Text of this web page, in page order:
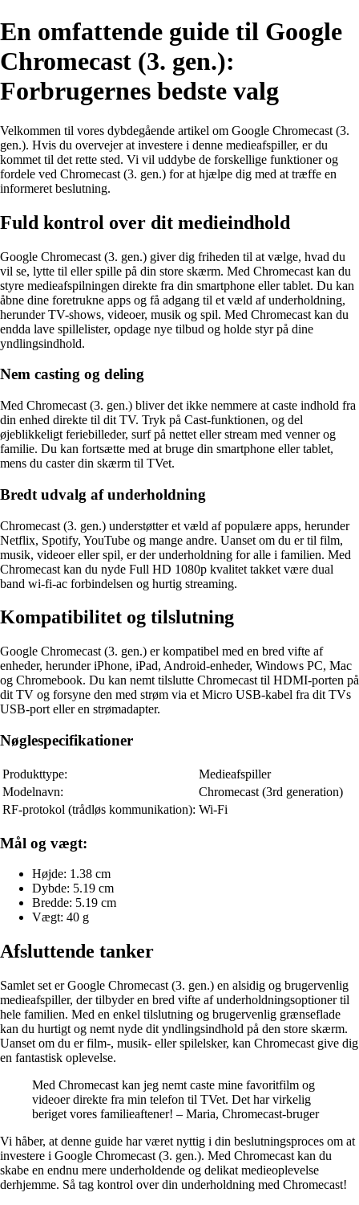
En omfattende guide til Google
Chromecast (3. gen.):
Forbrugernes bedste valg
Velkommen til vores dybdegående artikel om Google Chromecast (3.
gen.). Hvis du overvejer at investere i denne medieafspiller, er du
kommet til det rette sted. Vi vil uddybe de forskellige funktioner og
fordele ved Chromecast (3. gen.) for at hjælpe dig med at træffe en
informeret beslutning.
Fuld kontrol over dit medieindhold
Google Chromecast (3. gen.) giver dig friheden til at vælge, hvad du
vil se, lytte til eller spille på din store skærm. Med Chromecast kan du
styre medieafspilningen direkte fra din smartphone eller tablet. Du kan
åbne dine foretrukne apps og få adgang til et væld af underholdning,
herunder TV-shows, videoer, musik og spil. Med Chromecast kan du
endda lave spillelister, opdage nye tilbud og holde styr på dine
yndlingsindhold.
Nem casting og deling
Med Chromecast (3. gen.) bliver det ikke nemmere at caste indhold fra
din enhed direkte til dit TV. Tryk på Cast-funktionen, og del
øjeblikkeligt feriebilleder, surf på nettet eller stream med venner og
familie. Du kan fortsætte med at bruge din smartphone eller tablet,
mens du caster din skærm til TVet.
Bredt udvalg af underholdning
Chromecast (3. gen.) understøtter et væld af populære apps, herunder
Netflix, Spotify, YouTube og mange andre. Uanset om du er til film,
musik, videoer eller spil, er der underholdning for alle i familien. Med
Chromecast kan du nyde Full HD 1080p kvalitet takket være dual
band wi-fi-ac forbindelsen og hurtig streaming.
Kompatibilitet og tilslutning
Google Chromecast (3. gen.) er kompatibel med en bred vifte af
enheder, herunder iPhone, iPad, Android-enheder, Windows PC, Mac
og Chromebook. Du kan nemt tilslutte Chromecast til HDMI-porten på
dit TV og forsyne den med strøm via et Micro USB-kabel fra dit TVs
USB-port eller en strømadapter.
Nøglespecifikationer
Produkttype:
Medieafspiller
Modelnavn:
Chromecast (3rd generation)
RF-protokol (trådløs kommunikation): Wi-Fi
Mål og vægt:
Højde: 1.38 cm
Dybde: 5.19 cm
Bredde: 5.19 cm
Vægt: 40 g
Afsluttende tanker
Samlet set er Google Chromecast (3. gen.) en alsidig og brugervenlig
medieafspiller, der tilbyder en bred vifte af underholdningsoptioner til
hele familien. Med en enkel tilslutning og brugervenlig grænseflade
kan du hurtigt og nemt nyde dit yndlingsindhold på den store skærm.
Uanset om du er film-, musik- eller spilelsker, kan Chromecast give dig
en fantastisk oplevelse.
Med Chromecast kan jeg nemt caste mine favoritfilm og
videoer direkte fra min telefon til TVet. Det har virkelig
beriget vores familieaftener! – Maria, Chromecast-bruger
Vi håber, at denne guide har været nyttig i din beslutningsproces om at
investere i Google Chromecast (3. gen.). Med Chromecast kan du
skabe en endnu mere underholdende og delikat medieoplevelse
derhjemme. Så tag kontrol over din underholdning med Chromecast!